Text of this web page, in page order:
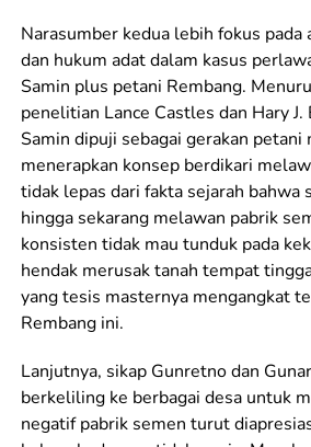
Narasumber kedua lebih fokus
dan hukum adat dalam kasus
Samin plus petani Rembang.
penelitian Lance Castles dan Hary J.
Samin dipuji sebagai gerakan
menerapkan konsep berdikari
tidak lepas dari fakta sejarah bahwa
hingga sekarang melawan pabrik
konsisten tidak mau tunduk pada
hendak merusak tanah tempat
yang tesis masternya mengangkat
Rembang ini.
Lanjutnya, sikap Gunretno dan
berkeliling ke berbagai desa untuk
negatif pabrik semen turut